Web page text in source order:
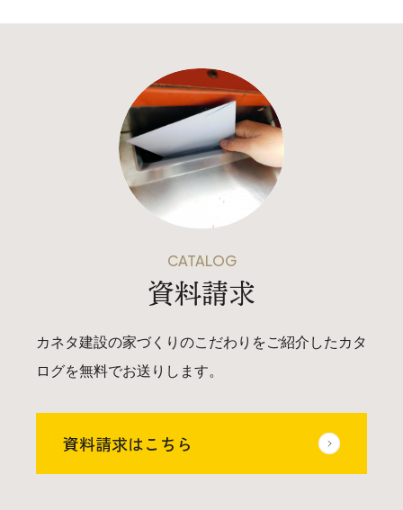
〒942-0072 新潟県上越市栄町2-11-40 1F
025-530-6711 (上越店)
0120-696-711 (フリーダイヤル)
CATALOG
資料請求
カネタ建設の家づくりのこだわりをご紹介したカタ
ログを無料でお送りします。
資料請求はこちら